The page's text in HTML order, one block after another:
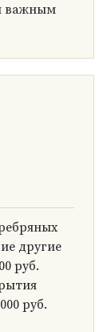
важным
другие
руб.
руб.